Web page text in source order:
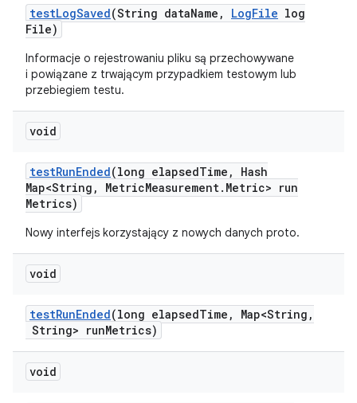
testLogSaved(String dataName , LogFile log
File)
Informacje o rejestrowaniu pliku są przechowywane
i powiązane z trwającym przypadkiem testowym lub
przebiegiem testu.
void
testRunEnded(long elapsedTime ,
Hash
Map<String , MetricMeasurement. Metric> run
Metrics)
Nowy interfejs korzystający z nowych danych proto.
void
testRunEnded(long elapsedTime , Map<String ,
String> runMetrics)
void